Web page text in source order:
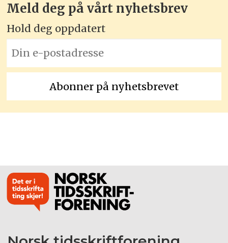
Meld deg på vårt nyhetsbrev
Hold deg oppdatert